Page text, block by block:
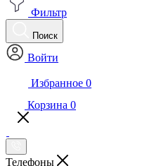
Фильтр
Поиск
Войти
Избранное 0
Корзина 0
Телефоны